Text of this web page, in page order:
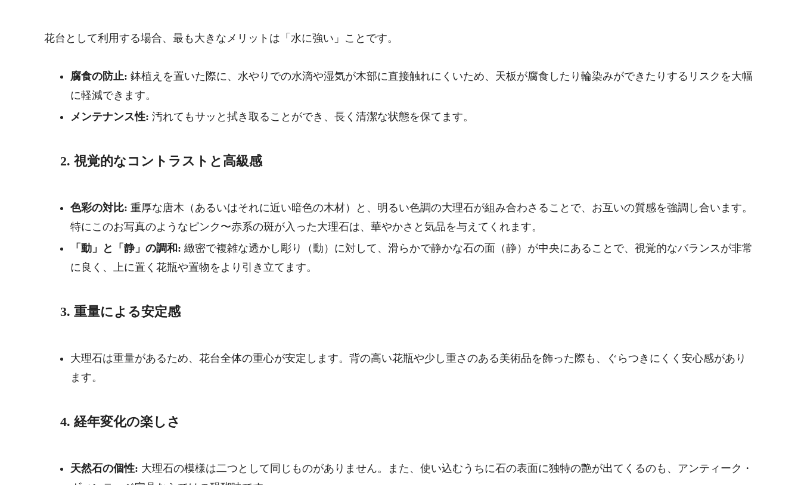
花台として利用する場合、最も大きなメリットは「水に強い」ことです。
腐食の防止: 鉢植えを置いた際に、水やりでの水滴や湿気が木部に直接触れにくいため、天板が腐食したり輪染みができたりするリスクを大幅
に軽減できます。
メンテナンス性: 汚れてもサッと拭き取ることができ、長く清潔な状態を保てます。
2. 視覚的なコントラストと高級感
色彩の対比: 重厚な唐木（あるいはそれに近い暗色の木材）と、明るい色調の大理石が組み合わさることで、お互いの質感を強調し合います。
特にこのお写真のようなピンク〜赤系の斑が入った大理石は、華やかさと気品を与えてくれます。
「動」と「静」の調和: 緻密で複雑な透かし彫り（動）に対して、滑らかで静かな石の面（静）が中央にあることで、視覚的なバランスが非常
に良く、上に置く花瓶や置物をより引き立てます。
3. 重量による安定感
大理石は重量があるため、花台全体の重心が安定します。背の高い花瓶や少し重さのある美術品を飾った際も、ぐらつきにくく安心感があり
ます。
4. 経年変化の楽しさ
天然石の個性: 大理石の模様は二つとして同じものがありません。また、使い込むうちに石の表面に独特の艶が出てくるのも、アンティーク・